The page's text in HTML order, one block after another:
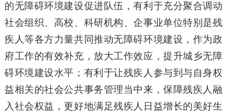
的无障碍环境建设促进队伍，有利于充分聚合调动
社会组织、高校、科研机构、企事业单位特别是残
疾人等各方力量共同推动无障碍环境建设，作为政
府工作的有效补充，放大工作效应，提升城乡无障
碍环境建设水平；有利于让残疾人参与到与自身权
益相关的社会公共事务管理当中来，保障残疾人融
入社会权益，更好地满足残疾人日益增长的美好生